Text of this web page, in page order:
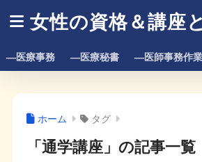
女性の資格＆講座
―医療事務 ―医療秘書 ―医師事務作
ホーム タグ
「通学講座」の記事一覧